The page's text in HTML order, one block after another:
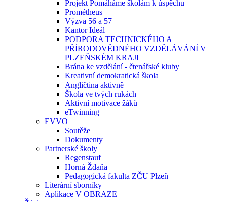
Projekt Pomáháme školám k úspěchu
Prométheus
Výzva 56 a 57
Kantor Ideál
PODPORA TECHNICKÉHO A
PŘÍRODOVĚDNÉHO VZDĚLÁVÁNÍ V
PLZEŇSKÉM KRAJI
Brána ke vzdělání - čtenářské kluby
Kreativní demokratická škola
Angličtina aktivně
Škola ve tvých rukách
Aktivní motivace žáků
eTwinning
EVVO
Soutěže
Dokumenty
Partnerské školy
Regenstauf
Horná Ždaňa
Pedagogická fakulta ZČU Plzeň
Literární sborníky
Aplikace V OBRAZE